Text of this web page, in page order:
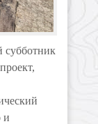
субботник
и